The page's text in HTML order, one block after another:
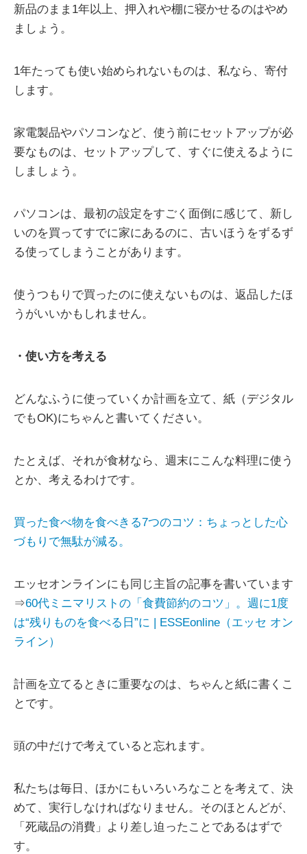
新品のまま1年以上、押入れや棚に寝かせるのはやめ
ましょう。
1年たっても使い始められないものは、私なら、寄付
します。
家電製品やパソコンなど、使う前にセットアップが必
要なものは、セットアップして、すぐに使えるように
しましょう。
パソコンは、最初の設定をすごく面倒に感じて、新し
いのを買ってすでに家にあるのに、古いほうをずるず
る使ってしまうことがあります。
使うつもりで買ったのに使えないものは、返品したほ
うがいいかもしれません。
・使い方を考える
どんなふうに使っていくか計画を立て、紙（デジタル
でもOK)にちゃんと書いてください。
たとえば、それが食材なら、週末にこんな料理に使う
とか、考えるわけです。
買った食べ物を食べきる7つのコツ：ちょっとした心
づもりで無駄が減る。
エッセオンラインにも同じ主旨の記事を書いています
⇒60代ミニマリストの「食費節約のコツ」。週に1度
は“残りものを食べる日”に | ESSEonline（エッセ オン
ライン）
計画を立てるときに重要なのは、ちゃんと紙に書くこ
とです。
頭の中だけで考えていると忘れます。
私たちは毎日、ほかにもいろいろなことを考えて、決
めて、実行しなければなりません。そのほとんどが、
「死蔵品の消費」より差し迫ったことであるはずで
す。